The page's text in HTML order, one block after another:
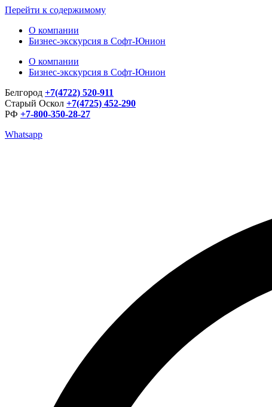
Перейти к содержимому
О компании
Бизнес-экскурсия в Софт-Юнион
О компании
Бизнес-экскурсия в Софт-Юнион
Белгород +7(4722) 520-911
Старый Оскол +7(4725) 452-290
РФ +7-800-350-28-27
Whatsapp